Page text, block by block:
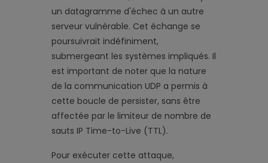
un datagramme d'échec à un autre
serveur vulnérable. Cet échange se
poursuivrait indéfiniment,
submergeant les systèmes impliqués. Il
est important de noter que la nature
de la communication UDP a permis à
cette boucle de persister, sans être
affectée par le limiteur de nombre de
sauts IP Time-to-Live (TTL).
Pour exécuter cette attaque,